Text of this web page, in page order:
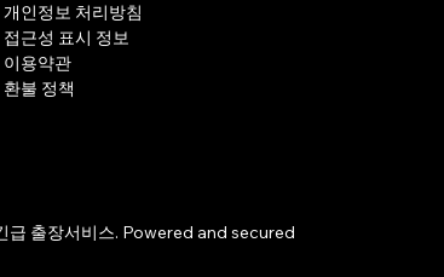
개인정보 처리방침
접근성 표시 정보
이용약관
환불 정책
출장서비스. Powered and secured